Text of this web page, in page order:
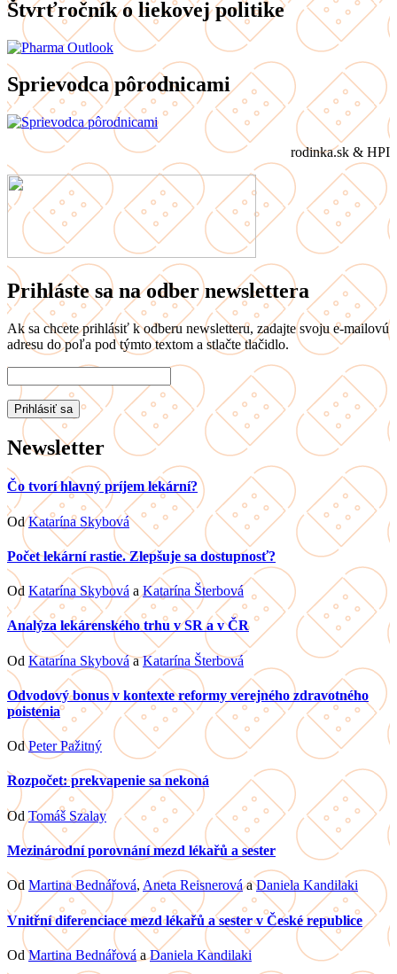
Štvrťročník o liekovej politike
Sprievodca pôrodnicami
rodinka.sk & HPI
Prihláste sa na odber newslettera
Ak sa chcete prihlásiť k odberu newsletteru, zadajte svoju e-mailovú
adresu do poľa pod týmto textom a stlačte tlačidlo.
Newsletter
Čo tvorí hlavný príjem lekární?
OdKatarína Skybová
Počet lekární rastie. Zlepšuje sa dostupnosť?
Od Katarína Skybová aKatarína Šterbová
Analýza lekárenského trhu v SR a v ČR
Od Katarína SkybováaKatarína Šterbová
Odvodový bonus v kontexte reformy verejného zdravotného
poistenia
OdPeter Pažitný
Rozpočet: prekvapenie sa nekoná
OdTomáš Szalay
Mezinárodní porovnání mezd lékařů a sester
Od Martina Bednářová, Aneta ReisnerováaDaniela Kandilaki
Vnitřní diferenciace mezd lékařů a sester v České republice
OdMartina Bednářová aDaniela Kandilaki